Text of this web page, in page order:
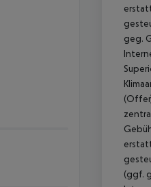
geg.
(ggf.